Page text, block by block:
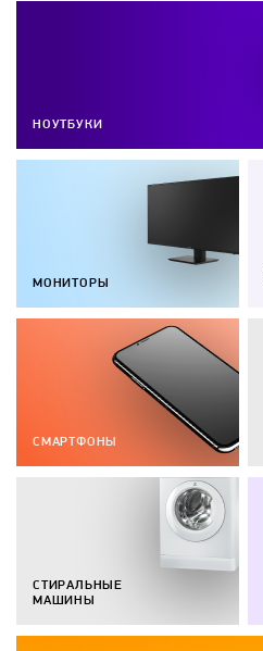
НОУТБУКИ
МОНИТОРЫ
СМАРТФОНЫ
СТИРАЛЬНЫЕ
МАШИНЫ